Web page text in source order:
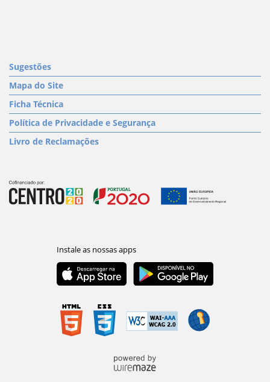
Sugestões
Mapa do Site
Ficha Técnica
Política de Privacidade e Segurança
Livro de Reclamações